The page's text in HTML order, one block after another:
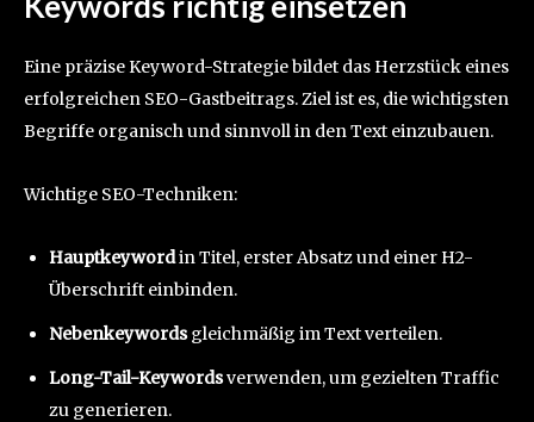
Eine präzise Keyword-Strategie bildet das Herzstück eines
erfolgreichen SEO-Gastbeitrags. Ziel ist es, die wichtigsten
Begriffe organisch und sinnvoll in den Text einzubauen.
Wichtige SEO-Techniken:
Hauptkeywordin Titel, erster Absatz und einer H2-
Überschrift einbinden.
Nebenkeywordsgleichmäßig im Text verteilen.
Long-Tail-Keywordsverwenden, um gezielten Traffic
zu generieren.